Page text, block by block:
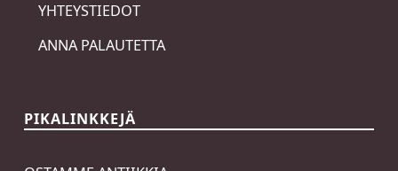
YHTEYSTIEDOT
ANNA PALAUTETTA
PIKALINKKEJÄ